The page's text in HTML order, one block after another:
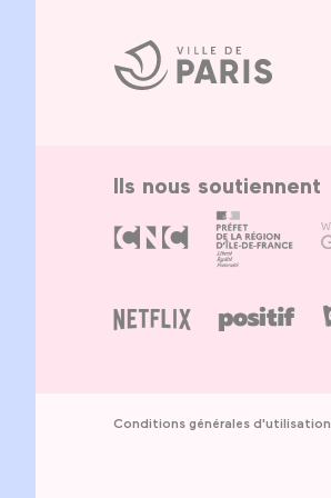
Ville
de
Paris
Ils nous soutiennent
Conditions générales d'utilisation